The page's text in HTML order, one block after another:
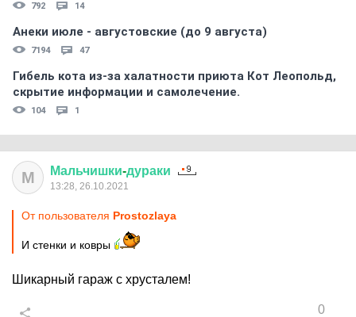
792 14
Анеки июле - августовские (до 9 августа)
7194 47
Гибель кота из-за халатности приюта Кот Леопольд,
скрытиe информации и самолечение.
104 1
М Мальчишки-дураки
13:28, 26.10.2021
От пользователя Prostozlaya
И стенки и ковры
Шикарный гараж с хрусталем!
0